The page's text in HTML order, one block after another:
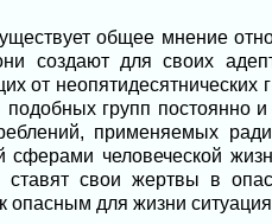
общее мнение
создают для своих
от
групп постоянно
применяемых
сферами человеческой
ставят свои жертвы в
опасным для жизни